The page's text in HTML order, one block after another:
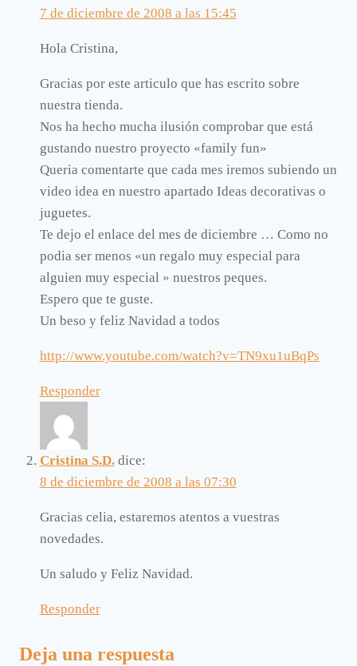
7 de diciembre de 2008 a las 15:45
Hola Cristina,
Gracias por este articulo que has escrito sobre
nuestra tienda.
Nos ha hecho mucha ilusión comprobar que está
gustando nuestro proyecto «family fun»
Queria comentarte que cada mes iremos subiendo un
video idea en nuestro apartado Ideas decorativas o
juguetes.
Te dejo el enlace del mes de diciembre … Como no
podia ser menos «un regalo muy especial para
alguien muy especial » nuestros peques.
Espero que te guste.
Un beso y feliz Navidad a todos
http://www.youtube.com/watch?v=TN9xu1uBqPs
Responder
Cristina S.D. dice:
8 de diciembre de 2008 a las 07:30
Gracias celia, estaremos atentos a vuestras
novedades.
Un saludo y Feliz Navidad.
Responder
Deja una respuesta